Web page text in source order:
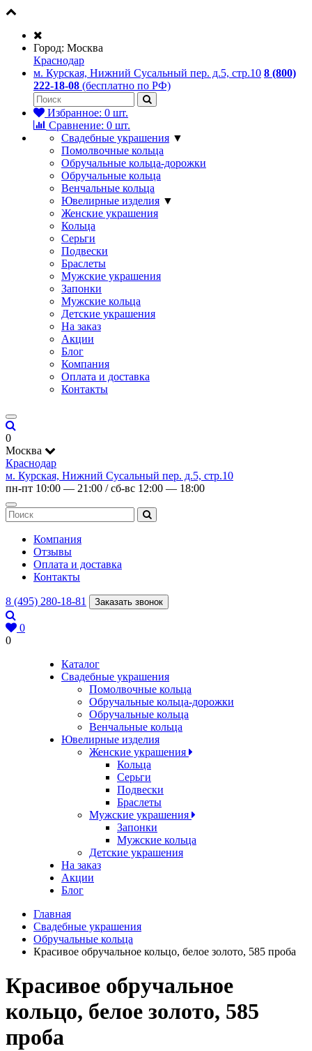
Город: Москва
Краснодар
м. Курская, Нижний Сусальный пер. д.5, стр.10 8 (800)
222-18-08 (бесплатно по РФ)
Избранное: 0 шт.
Сравнение: 0 шт.
Свадебные украшения ▼
Помолвочные кольца
Обручальные кольца-дорожки
Обручальные кольца
Венчальные кольца
Ювелирные изделия ▼
Женские украшения
Кольца
Серьги
Подвески
Браслеты
Мужские украшения
Запонки
Мужские кольца
Детские украшения
На заказ
Акции
Блог
Компания
Оплата и доставка
Контакты
0
Москва
Краснодар
м. Курская, Нижний Сусальный пер. д.5, стр.10
пн-пт 10:00 — 21:00 / сб-вс 12:00 — 18:00
Компания
Отзывы
Оплата и доставка
Контакты
8 (495) 280-18-81 Заказать звонок
0
0
Каталог
Свадебные украшения
Помолвочные кольца
Обручальные кольца-дорожки
Обручальные кольца
Венчальные кольца
Ювелирные изделия
Женские украшения
Кольца
Серьги
Подвески
Браслеты
Мужские украшения
Запонки
Мужские кольца
Детские украшения
На заказ
Акции
Блог
Главная
Свадебные украшения
Обручальные кольца
Красивое обручальное кольцо, белое золото, 585 проба
Красивое обручальное
кольцо, белое золото, 585
проба